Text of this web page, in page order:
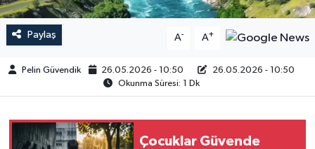
Paylaş A- A+
Pelin Güvendik 26.05.2026 - 10:50
26.05.2026 - 10:50
Okunma Süresi: 1 Dk
Çocuklar Güvende